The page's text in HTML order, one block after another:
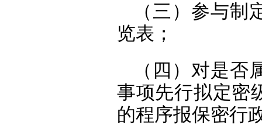
（三）参与
览表；
（四）对是
事项先行拟定密
的程序报保密行